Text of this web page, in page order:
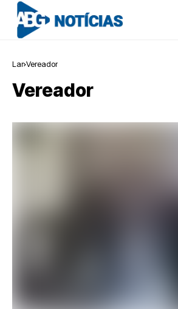
Lar Vereador
Vereador